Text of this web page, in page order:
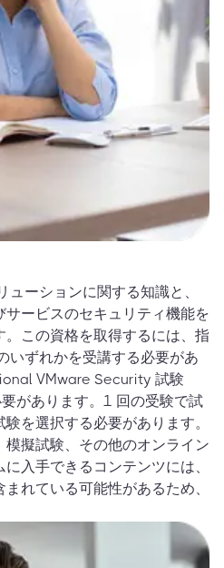
ーションに関する知識と、
ービスのセキュリティ機能を
この資格を取得するには、指
いずれかを受講する必要があ
VMware Security 試験
があります。1 回の受験で試
を選択する必要があります。
擬試験、その他のオンライン
入手できるコンテンツには、
れている可能性があるため、